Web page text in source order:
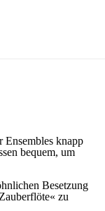
Ensembles knapp
bequem, um
Besetzung
zu